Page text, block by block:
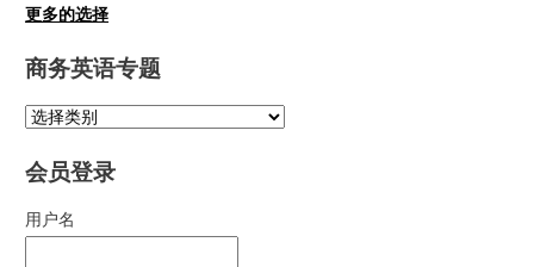
更多的选择
商务英语专题
会员登录
用户名